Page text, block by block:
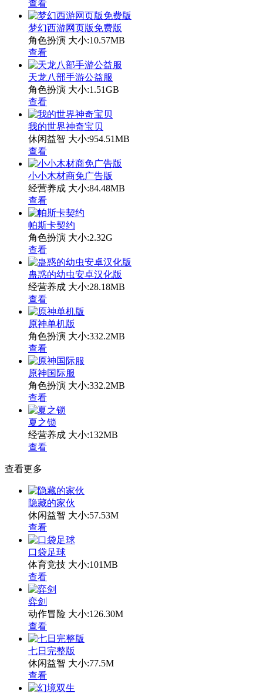
查看
梦幻西游网页版免费版
角色扮演 大小:10.57MB
查看
天龙八部手游公益服
角色扮演 大小:1.51GB
查看
我的世界神奇宝贝
休闲益智 大小:954.51MB
查看
小小木材商免广告版
经营养成 大小:84.48MB
查看
帕斯卡契约
角色扮演 大小:2.32G
查看
蛊惑的幼虫安卓汉化版
经营养成 大小:28.18MB
查看
原神单机版
角色扮演 大小:332.2MB
查看
原神国际服
角色扮演 大小:332.2MB
查看
夏之锁
经营养成 大小:132MB
查看
查看更多
隐藏的家伙
休闲益智 大小:57.53M
查看
口袋足球
体育竞技 大小:101MB
查看
弈剑
动作冒险 大小:126.30M
查看
七日完整版
休闲益智 大小:77.5M
查看